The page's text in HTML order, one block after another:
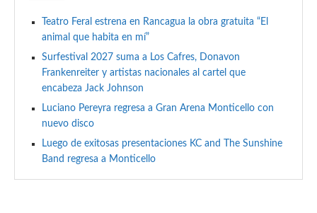
Teatro Feral estrena en Rancagua la obra gratuita “El
animal que habita en mí”
Surfestival 2027 suma a Los Cafres, Donavon
Frankenreiter y artistas nacionales al cartel que
encabeza Jack Johnson
Luciano Pereyra regresa a Gran Arena Monticello con
nuevo disco
Luego de exitosas presentaciones KC and The Sunshine
Band regresa a Monticello